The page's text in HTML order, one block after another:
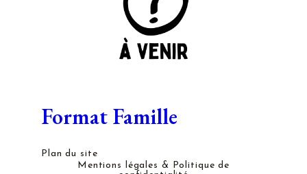
Format Famille
Plan du site
Mentions légales & Politique de